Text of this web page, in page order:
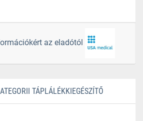
az eladótól
TÁPLÁLÉKKIEGÉSZÍTŐ